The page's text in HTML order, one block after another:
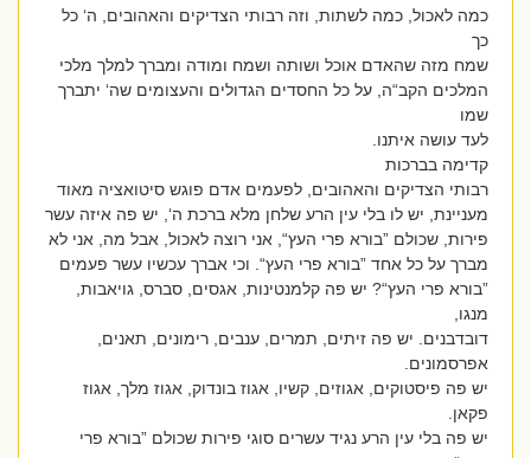
כמה לאכול, כמה לשתות, וזה רבותי הצדיקים והאהובים, ה‘ כל
שמח מזה שהאדם אוכל ושותה ושמח ומודה ומברך למלך מלכי
המלכים הקב“ה, על כל החסדים הגדולים והעצומים שה‘ יתברך
שמו
לעד עושה איתנו.
קדימה בברכות
רבותי הצדיקים והאהובים, לפעמים אדם פוגש סיטואציה מאוד
מעניינת, יש לו בלי עין הרע שלחן מלא ברכת ה‘, יש פה איזה עשר
פירות, שכולם ”בורא פרי העץ“, אני רוצה לאכול, אבל מה, אני לא
מברך על כל אחד ”בורא פרי העץ“. וכי אברך עכשיו עשר פעמים
”בורא פרי העץ“? יש פה קלמנטינות, אגסים, סברס, גויאבות,
מנגו,
דובדבנים. יש פה זיתים, תמרים, ענבים, רימונים, תאנים,
אפרסמונים.
יש פה פיסטוקים, אגוזים, קשיו, אגוז בונדוק, אגוז מלך, אגוז
פקאן.
יש פה בלי עין הרע נגיד עשרים סוגי פירות שכולם ”בורא פרי